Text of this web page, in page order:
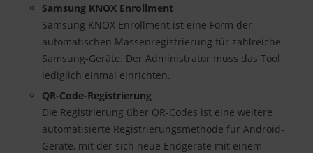
Samsung KNOX Enrollment
Samsung KNOX Enrollment ist eine Form der
automatischen Massenregistrierung für zahlreiche
Samsung-Geräte. Der Administrator muss das Tool
lediglich einmal einrichten.
QR-Code-Registrierung
Die Registrierung über QR-Codes ist eine weitere
automatisierte Registrierungsmethode für Android-
Geräte, mit der sich neue Endgeräte mit einem